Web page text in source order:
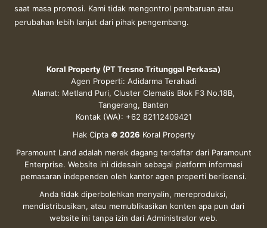
saat masa promosi. Kami tidak mengontrol pembaruan atau
perubahan lebih lanjut dari pihak pengembang.
Koral Property (PT Tresno Tritunggal Perkasa)
Agen Properti: Adidarma Terahadi
Alamat: Metland Puri, Cluster Clematis Blok F3 No.18B,
Tangerang, Banten
Kontak (WA): +62 82112409421
Hak Cipta © 2026 Koral Property
Paramount Land adalah merek dagang terdaftar dari Paramount
Enterprise. Website ini didesain sebagai platform informasi
pemasaran independen oleh kantor agen properti berlisensi.
Anda tidak diperbolehkan menyalin, mereproduksi,
mendistribusikan, atau memublikasikan konten apa pun dari
website ini tanpa izin dari Administrator web.